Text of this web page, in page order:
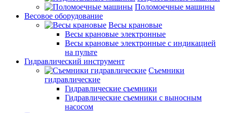
Поломоечные машины
Весовое оборудование
Весы крановые
Весы крановые электронные
Весы крановые электронные с индикацией
на пульте
Гидравлический инструмент
Съемники
гидравлические
Гидравлические съемники
Гидравлические cъемники с выносным
насосом